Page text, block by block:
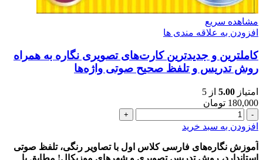
مشاهده سریع
افزودن به علاقه مندی ها
کاملترین و جدیدترین کارت‌های تصویری نگاره به همراه
روش تدریس و تلفظ صحیح صوتی واژه‌ها
امتیاز 5.00 از 5
180,000 تومان
کاملترین
و
کارت‌های
تصویری
افزودن به سبد خرید
آموزش نگاره‌های فارسی کلاس اول با تصاویر رنگی، تلفظ صوتی
استاندارد، روش تدریس تصویری و شهرهای موزیکال! مطابق با